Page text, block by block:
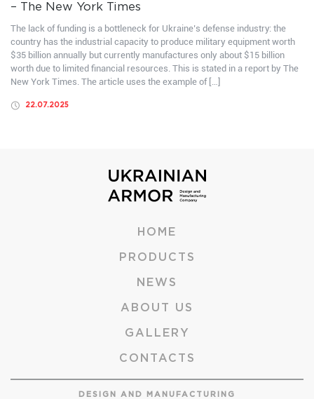
– The New York Times
The lack of funding is a bottleneck for Ukraine’s defense industry: the
country has the industrial capacity to produce military equipment worth
$35 billion annually but currently manufactures only about $15 billion
worth due to limited financial resources. This is stated in a report by The
New York Times. The article uses the example of […]
22.07.2025
HOME
PRODUCTS
NEWS
ABOUT US
GALLERY
CONTACTS
DESIGN AND MANUFACTURING